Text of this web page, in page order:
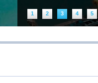
1 2 3 4 5